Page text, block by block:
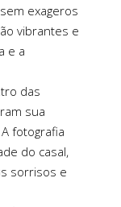
exageros
vibrantes e
e a
das
sua
fotografia
do casal,
sorrisos e